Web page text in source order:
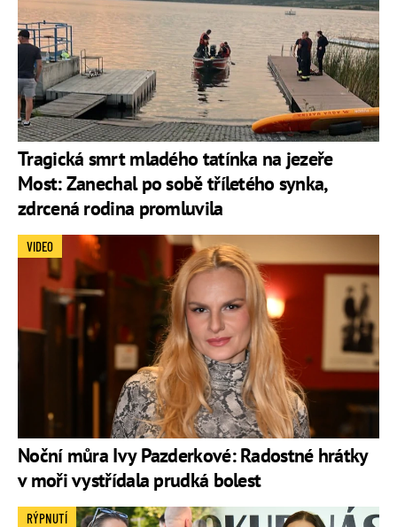
Tragická smrt mladého tatínka na jezeře
Most: Zanechal po sobě tříletého synka,
zdrcená rodina promluvila
Noční můra Ivy Pazderkové: Radostné hrátky
v moři vystřídala prudká bolest
VIDEO
RÝPNUTÍ